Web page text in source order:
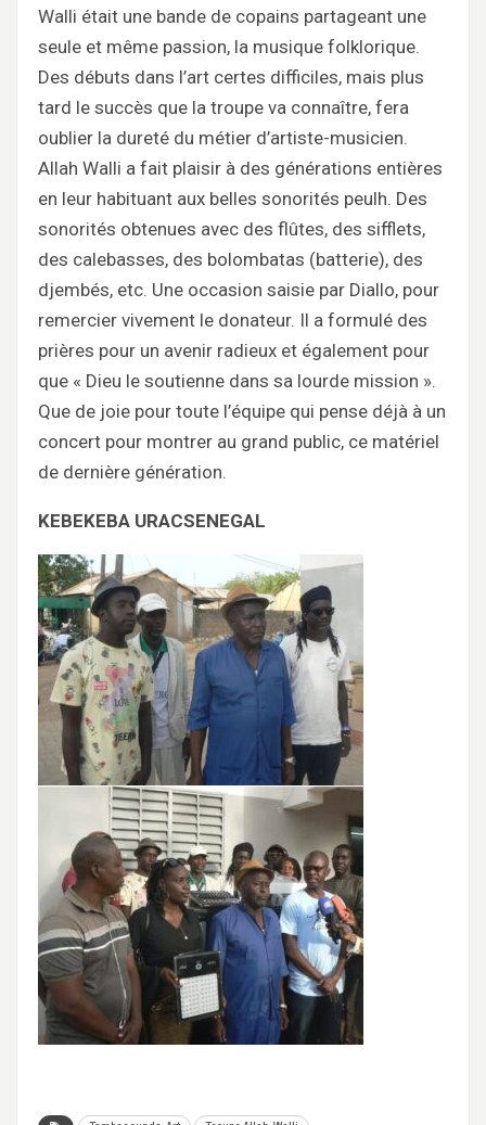
Walli était une bande de copains partageant une
seule et même passion, la musique folklorique.
Des débuts dans l’art certes difficiles, mais plus
tard le succès que la troupe va connaître, fera
oublier la dureté du métier d’artiste-musicien.
Allah Walli a fait plaisir à des générations entières
en leur habituant aux belles sonorités peulh. Des
sonorités obtenues avec des flûtes, des sifflets,
des calebasses, des bolombatas (batterie), des
djembés, etc. Une occasion saisie par Diallo, pour
remercier vivement le donateur. Il a formulé des
prières pour un avenir radieux et également pour
que « Dieu le soutienne dans sa lourde mission ».
Que de joie pour toute l’équipe qui pense déjà à un
concert pour montrer au grand public, ce matériel
de dernière génération.
KEBEKEBA URACSENEGAL